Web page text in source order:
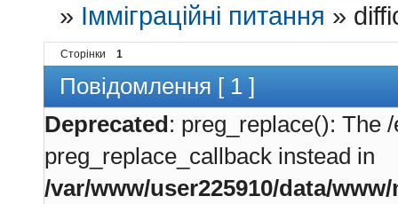
» Імміграційні питання »
Сторінки 1
Повідомлення [ 1 ]
Deprecated: preg_replace(): The
preg_replace_callback instead in
/var/www/user225910/data/